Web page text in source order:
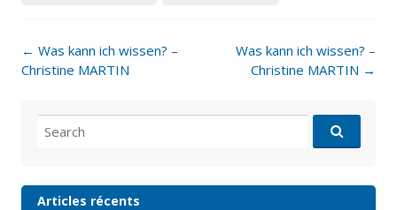
Post
navigation
← Was kann ich wissen? –
Christine MARTIN
Was kann ich wissen? –
Christine MARTIN →
for:
Articles récents